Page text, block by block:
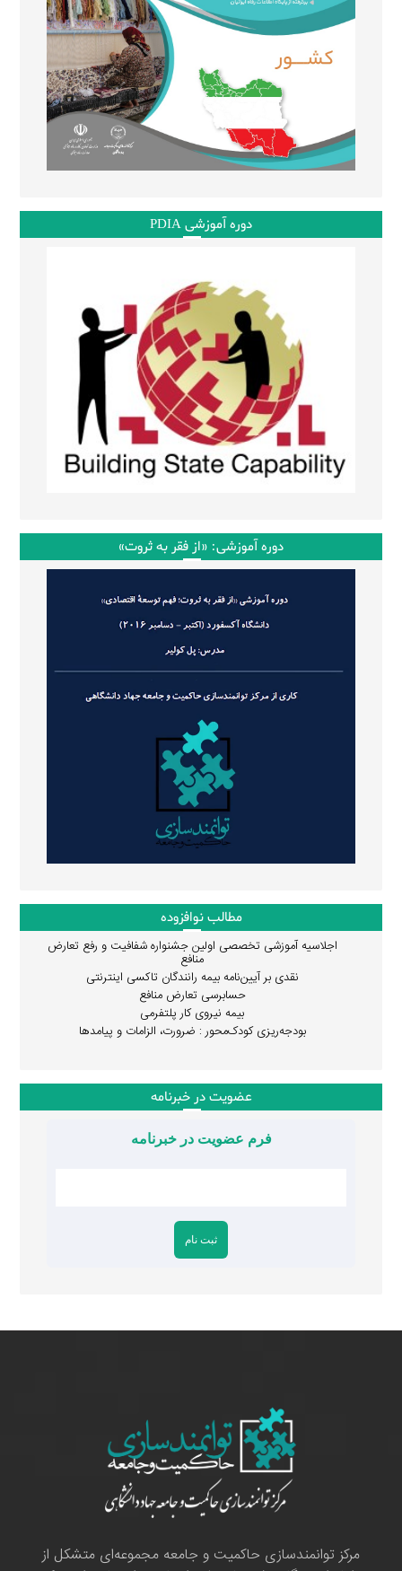
دوره آموزشی PDIA
دوره آموزشی: «از فقر به ثروت»
مطالب نوافزوده
اجلاسیه آموزشی تخصصی اولین جشنواره شفافیت و رفع تعارض
منافع
نقدی بر آیین‌نامه بیمه رانندگان تاکسی اینترنتی
حسابرسی تعارض منافع
بیمه نیروی کار پلتفرمی
بودجه‌ریزی کودک‌محور : ضرورت، الزامات و پیامدها
عضویت در خبرنامه
فرم عضویت در خبرنامه
مرکز توانمندسازی حاکمیت و جامعه مجموعه‌ای متشکل از